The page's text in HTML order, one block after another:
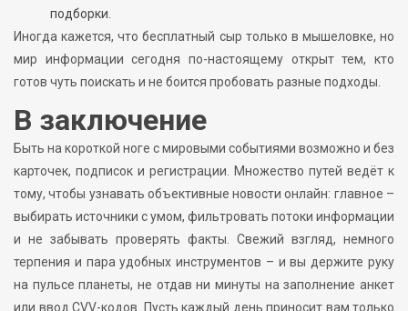
подборки.
Иногда кажется, что бесплатный сыр только в мышеловке, но
мир информации сегодня по-настоящему открыт тем, кто
готов чуть поискать и не боится пробовать разные подходы.
В заключение
Быть на короткой ноге с мировыми событиями возможно и без
карточек, подписок и регистрации. Множество путей ведёт к
тому, чтобы узнавать объективные новости онлайн: главное –
выбирать источники с умом, фильтровать потоки информации
и не забывать проверять факты. Свежий взгляд, немного
терпения и пара удобных инструментов – и вы держите руку
на пульсе планеты, не отдав ни минуты на заполнение анкет
или ввод CVV-кодов. Пусть каждый день приносит вам только